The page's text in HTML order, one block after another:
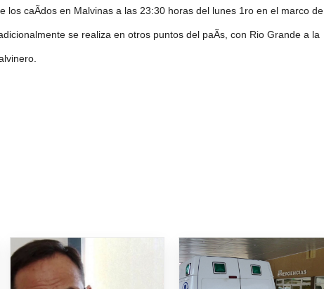
los caÃ­dos en Malvinas a las 23:30 horas del lunes 1ro en el marco de
se realiza en otros puntos del paÃ­s, con Rio Grande a la